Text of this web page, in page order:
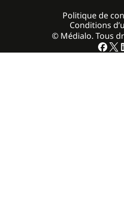
© Médialo. Tous
Politique de
Conditions